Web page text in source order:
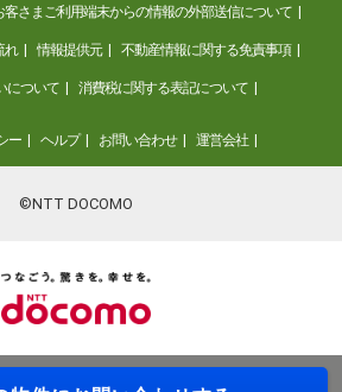
客さまご利用端末からの情報の外部送信について
れ 情報提供元 不動産情報に関する免責事項
について 消費税に関する表記について
ー ヘルプ お問い合わせ 運営会社
©NTT DOCOMO